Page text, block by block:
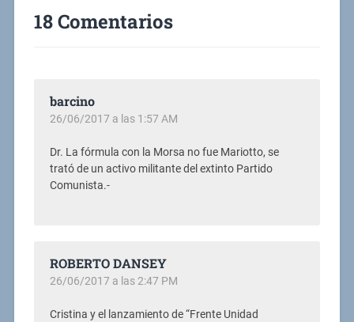
18 Comentarios
barcino
26/06/2017 a las 1:57 AM
Dr. La fórmula con la Morsa no fue Mariotto, se
trató de un activo militante del extinto Partido
Comunista.-
ROBERTO DANSEY
26/06/2017 a las 2:47 PM
Cristina y el lanzamiento de “Frente Unidad